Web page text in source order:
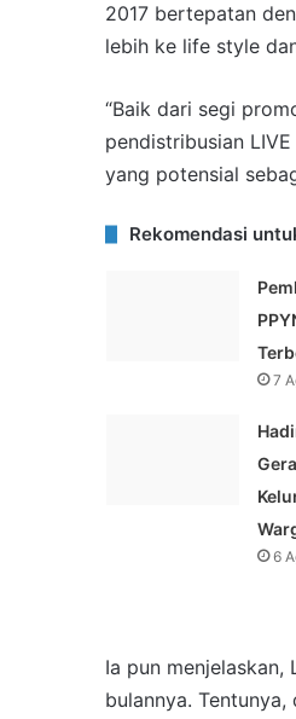
2017 bertepatan
lebih ke life style
“Baik dari segi
pendistribusian
yang potensial
Rekomendasi
7
6
Ia pun
bulannya.